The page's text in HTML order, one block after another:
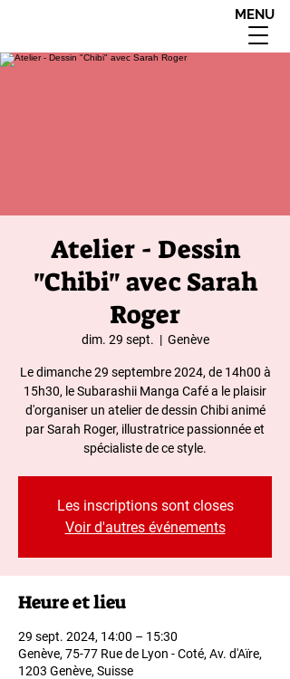
MENU
Atelier - Dessin
"Chibi" avec Sarah
Roger
dim. 29 sept.
  |
Genève
Le dimanche 29 septembre 2024, de 14h00 à
15h30, le Subarashii Manga Café a le plaisir
d'organiser un atelier de dessin Chibi animé
par Sarah Roger, illustratrice passionnée et
spécialiste de ce style.
Les inscriptions sont closes
Voir d'autres événements
Heure et lieu
29 sept. 2024, 14:00 – 15:30
Genève, 75-77 Rue de Lyon - Coté, Av. d'Aïre,
1203 Genève, Suisse